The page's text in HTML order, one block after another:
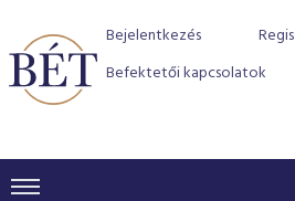
Bejelentkezés
Befektetői kapcsolatok